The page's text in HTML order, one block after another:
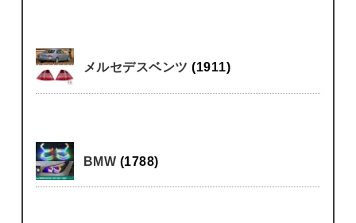
メルセデスベンツ(1911)
BMW (1788)